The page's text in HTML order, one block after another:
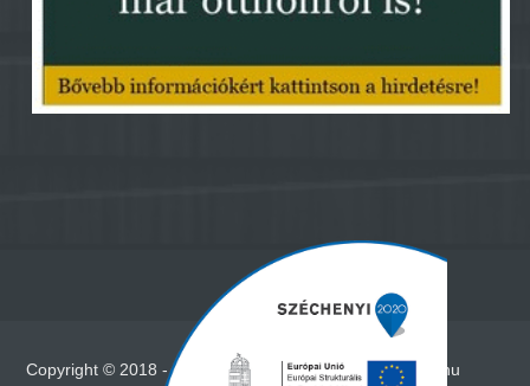
Copyright © 2018 - Minden jog fenntartva - www.vadna.hu